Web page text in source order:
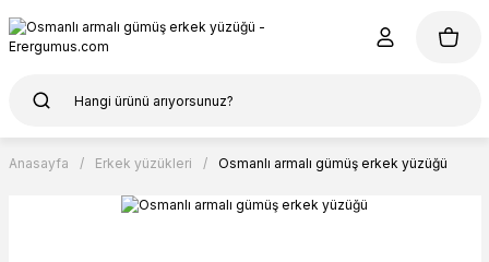
Anasayfa Erkek yüzükleri Osmanlı armalı gümüş erkek yüzüğü